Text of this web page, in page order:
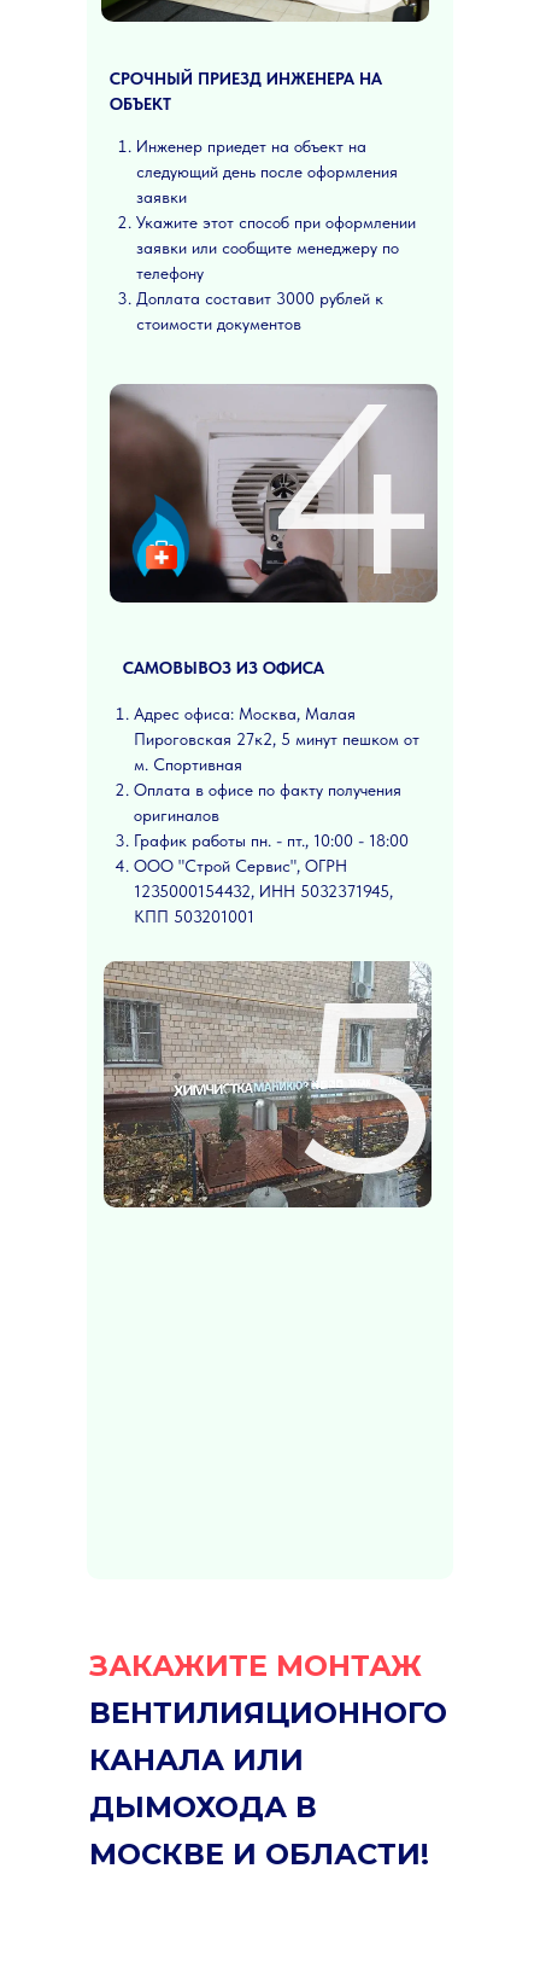
Инженер приедет на объект на
следующий день после оформления
заявки
Укажите этот способ при оформлении
заявки или сообщите менеджеру по
телефону
Доплата составит 3000 рублей к
стоимости документов
СРОЧНЫЙ ПРИЕЗД ИНЖЕНЕРА НА
ОБЪЕКТ
САМОВЫВОЗ ИЗ ОФИСА
Адрес офиса: Москва, Малая
Пироговская 27к2, 5 минут пешком от
м. Спортивная
Оплата в офисе по факту получения
оригиналов
График работы пн. - пт., 10:00 - 18:00
ООО "Строй Сервис", ОГРН
1235000154432, ИНН 5032371945,
КПП 503201001
4
5
ЗАКАЖИТЕ МОНТАЖ
ВЕНТИЛИЯЦИОННОГО
КАНАЛА ИЛИ
ДЫМОХОДА В
МОСКВЕ И ОБЛАСТИ!